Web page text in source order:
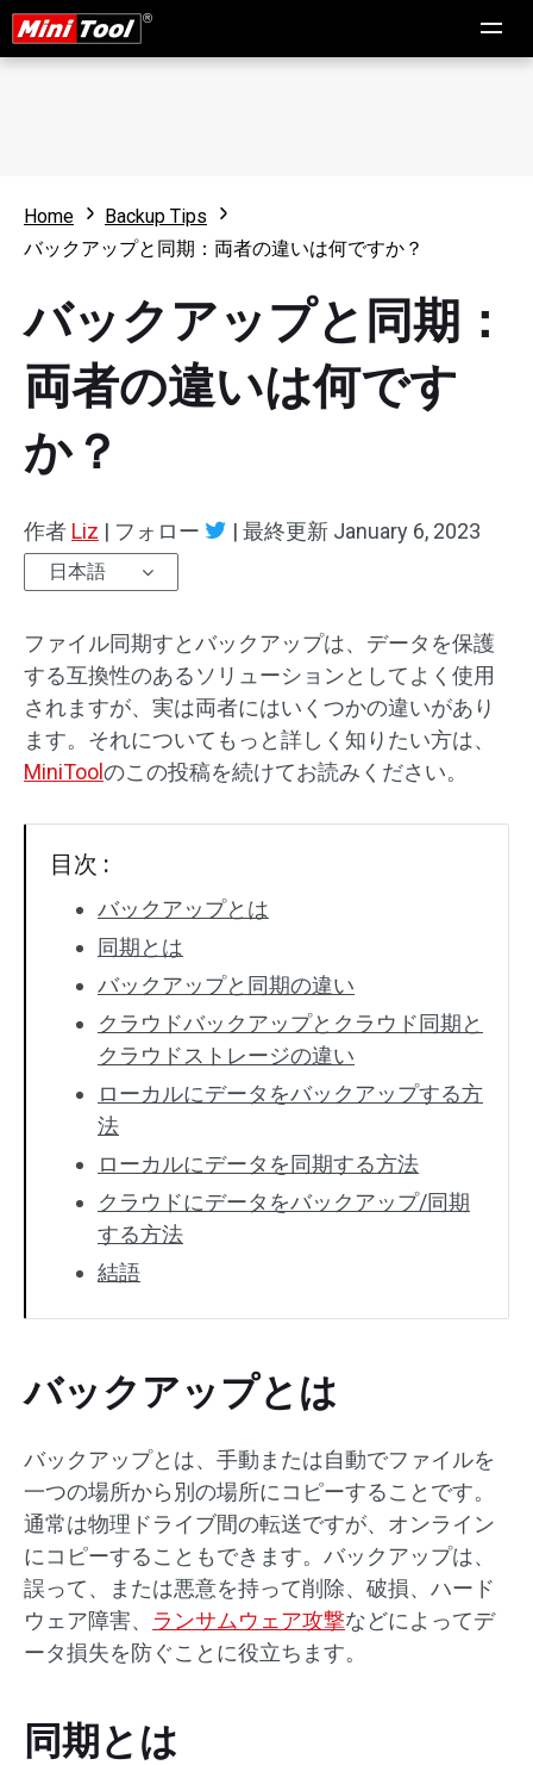
Home
Backup Tips
バックアップと同期：両者の違いは何ですか？
バックアップと同期：
両者の違いは何です
か？
作者 Liz | フォロー | 最終更新 January 6, 2023
日本語
ファイル同期すとバックアップは、データを保護
する互換性のあるソリューションとしてよく使用
されますが、実は両者にはいくつかの違いがあり
ます。それについてもっと詳しく知りたい方は、
MiniToolのこの投稿を続けてお読みください。
目次 :
バックアップとは
同期とは
バックアップと同期の違い
クラウドバックアップとクラウド同期と
クラウドストレージの違い
ローカルにデータをバックアップする方
法
ローカルにデータを同期する方法
クラウドにデータをバックアップ/同期
する方法
結語
バックアップとは
バックアップとは、手動または自動でファイルを
一つの場所から別の場所にコピーすることです。
通常は物理ドライブ間の転送ですが、オンライン
にコピーすることもできます。バックアップは、
誤って、または悪意を持って削除、破損、ハード
ウェア障害、 ランサムウェア攻撃などによってデ
ータ損失を防ぐことに役立ちます。
同期とは